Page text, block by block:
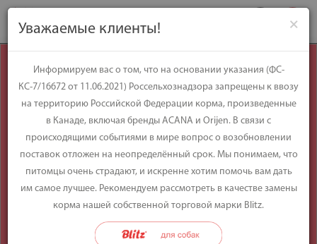
Уважаемые
клиенты!
Информируем вас о том, что на
основании указания (ФС-КС-7/16672 от
11.06.2021) Россельхознадзора
запрещены к ввозу на территорию
Российской Федерации корма,
произведенные в Канаде, включая
×
Уважаемые клиенты!
Информируем вас о том, что на основании указания (ФС-
КС-7/16672 от 11.06.2021) Россельхознадзора запрещены к ввозу
на территорию Российской Федерации корма, произведенные
в Канаде, включая бренды ACANA и Orijen. В связи с
происходящими событиями в мире вопрос о возобновлении
поставок отложен на неопределённый срок. Мы понимаем, что
питомцы очень страдают, и искренне хотим помочь вам дать
им самое лучшее. Рекомендуем рассмотреть в качестве замены
корма нашей собственной торговой марки Blitz.